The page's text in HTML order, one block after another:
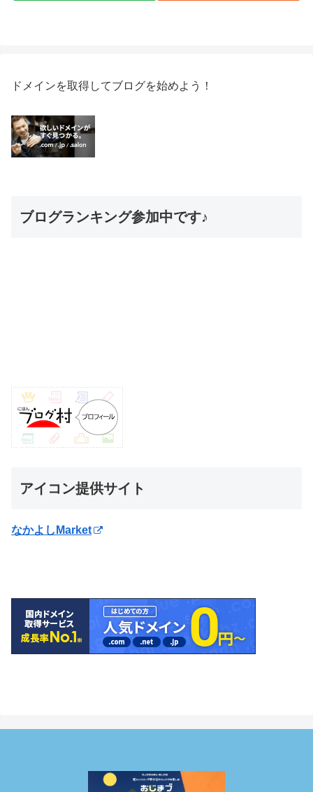
ドメインを取得してブログを始めよう！
ブログランキング参加中です♪
アイコン提供サイト
なかよしMarket